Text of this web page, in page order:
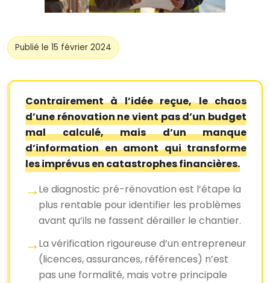
Publié le 15 février 2024
Contrairement à l’idée reçue, le chaos
d’une rénovation ne vient pas d’un budget
mal calculé, mais d’un manque
d’information en amont qui transforme
les imprévus en catastrophes financières.
Le diagnostic pré-rénovation est l’étape la
plus rentable pour identifier les problèmes
avant qu’ils ne fassent dérailler le chantier.
La vérification rigoureuse d’un entrepreneur
(licences, assurances, références) n’est
pas une formalité, mais votre principale